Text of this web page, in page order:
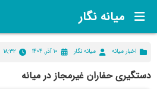
میانه نگار
اخبار میانه میانه نگار ۱۰ آذر, ۱۴۰۴ ۱۸:۳۲
دستگیری حفاران غیرمجاز در میانه